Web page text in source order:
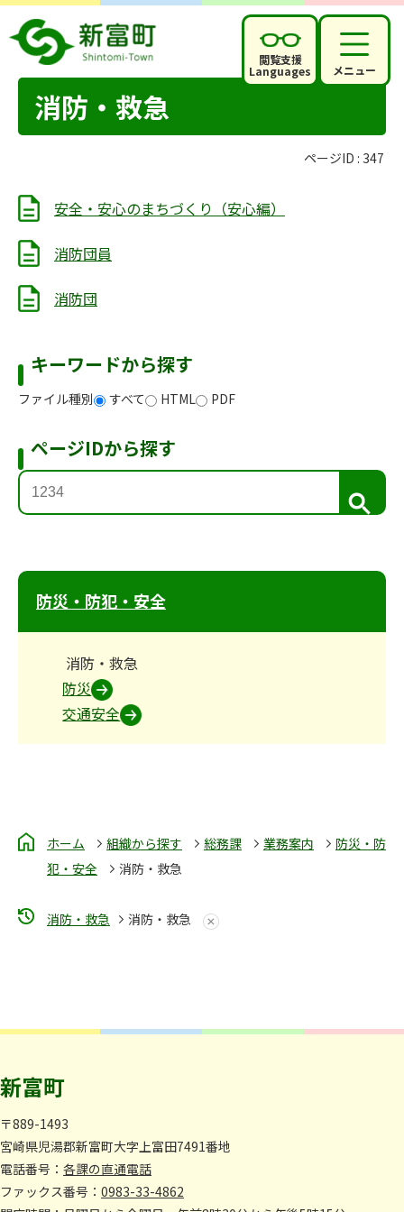
閲覧支援
Languages メニュー
消防・救急
ページID : 347
安全・安心のまちづくり（安心編）
消防団員
消防団
キーワードから探す
ファイル種別 すべて HTML PDF
ページIDから探す
検
索
防災・防犯・安全
消防・救急
防災
交通安全
ホーム 組織から探す 総務課 業務案内
防災・防
犯・安全
消防・救急
消防・救急 消防・救急
新富町
〒889-1493
宮崎県児湯郡新富町大字上富田7491番地
電話番号： 各課の直通電話
ファックス番号： 0983-33-4862